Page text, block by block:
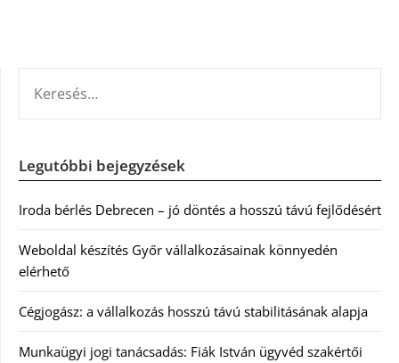
Legutóbbi bejegyzések
Iroda bérlés Debrecen – jó döntés a hosszú távú fejlődésért
Weboldal készítés Győr vállalkozásainak könnyedén
elérhető
Cégjogász: a vállalkozás hosszú távú stabilitásának alapja
Munkaügyi jogi tanácsadás: Fiák István ügyvéd szakértői